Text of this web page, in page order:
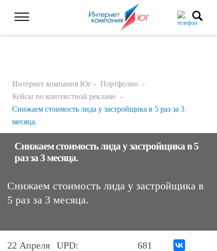
Интернет компания Юг
Портфолио
Кейсы по контекстной рекламе
Снижаем стоимость лида у застройщика в 5 раз за 3
месяца.
Снижаем стоимость лида у застройщика в 5
раз за 3 месяца.
Снижаем стоимость лида у застройщика в
5 раз за 3 месяца.
22 Апреля
UPD:
681